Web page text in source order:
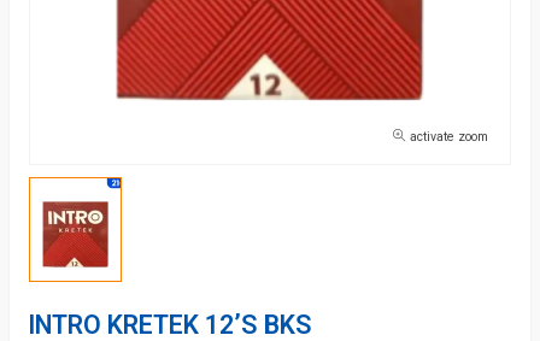
activate zoom
INTRO KRETEK 12’S BKS